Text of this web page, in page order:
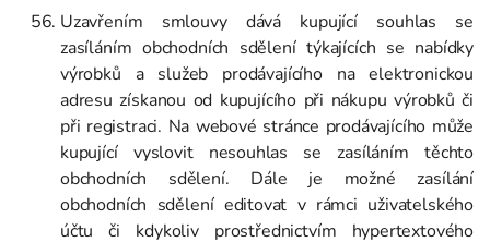
Uzavřením smlouvy dává kupující souhlas se
zasíláním obchodních sdělení týkajících se nabídky
výrobků a služeb prodávajícího na elektronickou
adresu získanou od kupujícího při nákupu výrobků či
při registraci. Na webové stránce prodávajícího může
kupující vyslovit nesouhlas se zasíláním těchto
obchodních sdělení. Dále je možné zasílání
obchodních sdělení editovat v rámci uživatelského
účtu či kdykoliv prostřednictvím hypertextového